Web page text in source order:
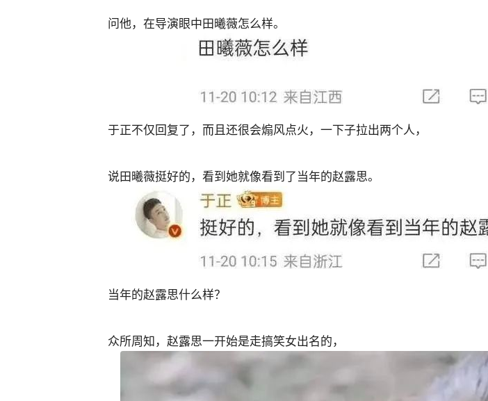
问他，在导演眼中田曦薇怎么样。
于正不仅回复了，而且还很会煽风点火，一下子拉出两个人，
说田曦薇挺好的，看到她就像看到了当年的赵露思。
当年的赵露思什么样？
众所周知，赵露思一开始是走搞笑女出名的，